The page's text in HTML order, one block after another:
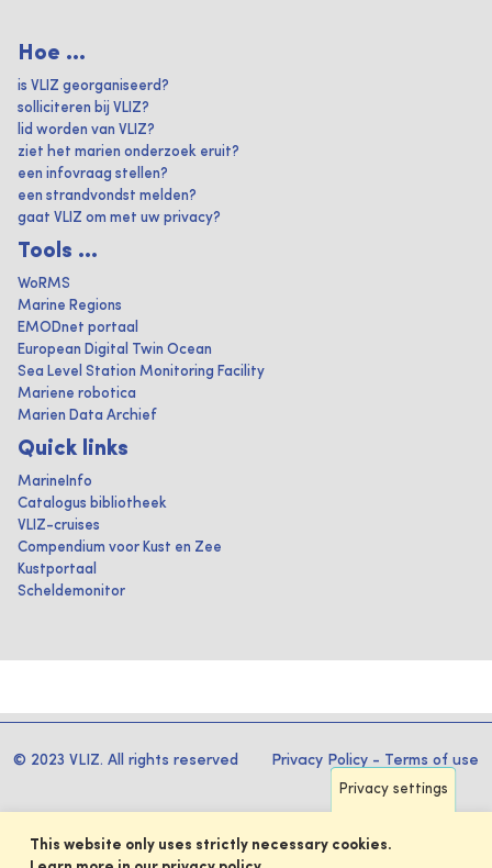
Hoe ...
is VLIZ georganiseerd?
solliciteren bij VLIZ?
lid worden van VLIZ?
ziet het marien onderzoek eruit?
een infovraag stellen?
een strandvondst melden?
gaat VLIZ om met uw privacy?
Tools ...
WoRMS
Marine Regions
EMODnet portaal
European Digital Twin Ocean
Sea Level Station Monitoring Facility
Mariene robotica
Marien Data Archief
Quick links
MarineInfo
Catalogus bibliotheek
VLIZ-cruises
Compendium voor Kust en Zee
Kustportaal
Scheldemonitor
© 2023 VLIZ. All rights reserved Privacy Policy - Terms of use
Privacy settings
This website only uses strictly necessary cookies.